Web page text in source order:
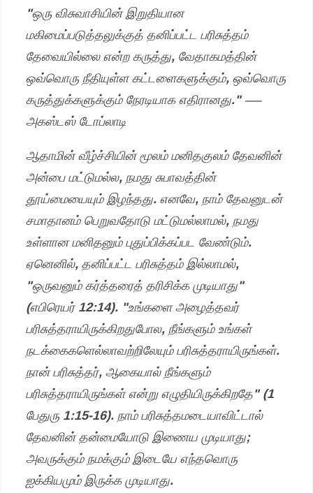
"ஒரு விசுவாசியின் இறுதியான
மகிமைப்படுத்தலுக்குத் தனிப்பட்ட பரிசுத்தம்
தேவையில்லை என்ற கருத்து, வேதாகமத்தின்
ஒவ்வொரு நீதியுள்ள கட்டளைகளுக்கும், ஒவ்வொரு
கருத்துக்களுக்கும் நேரடியாக எதிரானது." —
அகஸ்டஸ் டோப்லாடி
ஆதாமின் வீழ்ச்சியின் மூலம் மனிதகுலம் தேவனின்
அன்பை மட்டுமல்ல, நமது சுபாவத்தின்
தூய்மையையும் இழந்தது. எனவே, நாம் தேவனுடன்
சமாதானம் பெறுவதோடு மட்டுமல்லாமல், நமது
உள்ளான மனிதனும் புதுப்பிக்கப்பட வேண்டும்.
ஏனெனில், தனிப்பட்ட பரிசுத்தம் இல்லாமல்,
"ஒருவனும் கர்த்தரைத் தரிசிக்க முடியாது"
(எபிரெயர் 12:14). "உங்களை அழைத்தவர்
பரிசுத்தராயிருக்கிறதுபோல, நீங்களும் உங்கள்
நடக்கைகளெல்லாவற்றிலேயும் பரிசுத்தராயிருங்கள்.
நான் பரிசுத்தர், ஆகையால் நீங்களும்
பரிசுத்தராயிருங்கள் என்று எழுதியிருக்கிறதே" (1
பேதுரு 1:15-16). நாம் பரிசுத்தமடையாவிட்டால்
தேவனின் தன்மையோடு இணைய முடியாது;
அவருக்கும் நமக்கும் இடையே எந்தவொரு
ஐக்கியமும் இருக்க முடியாது.